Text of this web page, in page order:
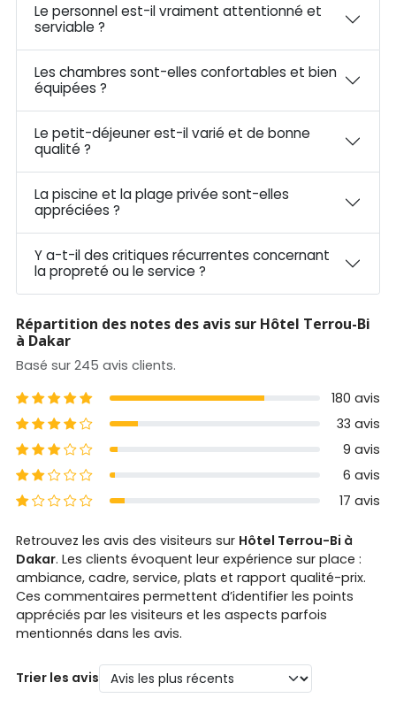
Le personnel est-il vraiment attentionné et
serviable ?
Les chambres sont-elles confortables et bien
équipées ?
Le petit-déjeuner est-il varié et de bonne
qualité ?
La piscine et la plage privée sont-elles
appréciées ?
Y a-t-il des critiques récurrentes concernant
la propreté ou le service ?
Répartition des notes des avis sur Hôtel Terrou-Bi
à Dakar
Basé sur 245 avis clients.
5 étoiles
180 avis
4 étoiles
33 avis
3 étoiles
9 avis
2 étoiles
6 avis
1 étoiles
17 avis
Retrouvez les avis des visiteurs sur Hôtel Terrou-Bi à
Dakar. Les clients évoquent leur expérience sur place :
ambiance, cadre, service, plats et rapport qualité-prix.
Ces commentaires permettent d’identifier les points
appréciés par les visiteurs et les aspects parfois
mentionnés dans les avis.
Trier les avis